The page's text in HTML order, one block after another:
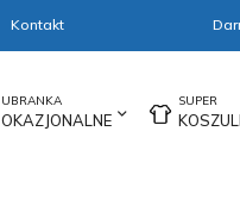
Kontakt
OKAZJONALNE